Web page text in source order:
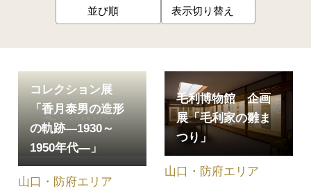
並び順 表示切り替え
コレクション展
「香月泰男の造形
の軌跡―1930～
1950年代―」
山口・防府エリア
毛利博物館 企画
展「毛利家の雛ま
つり」
山口・防府エリア